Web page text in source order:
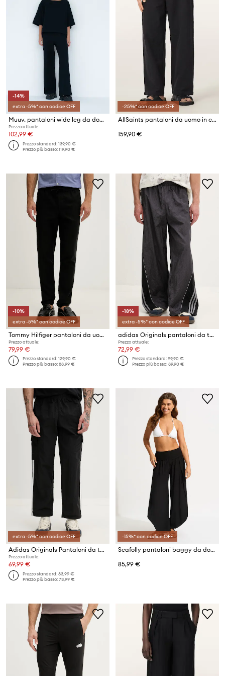
-14%
extra -5%* con codice OFF
Muuv. pantaloni wide leg da donna in cotone MOAI
Prezzo attuale:
102,99 €
Prezzo standard:139,90 €
Prezzo più basso:119,90 €
-25%* con codice OFF
AllSaints pantaloni da uomo in cotone TAIKO
159,90 €
-10%
extra -5%* con codice OFF
Tommy Hilfiger pantaloni da uomo con misto lino
Prezzo attuale:
79,99 €
Prezzo standard:129,90 €
Prezzo più basso:88,99 €
-18%
extra -5%* con codice OFF
adidas Originals pantaloni da tuta da uomo
Prezzo attuale:
72,99 €
Prezzo standard:99,90 €
Prezzo più basso:89,90 €
extra -5%* con codice OFF
Adidas Originals Pantaloni da tuta da uomo
Prezzo attuale:
69,99 €
Prezzo standard:83,99 €
Prezzo più basso:73,99 €
-15%* con codice OFF
Seafolly pantaloni baggy da donna in viscosa Shirred Waist Wrap
85,99 €